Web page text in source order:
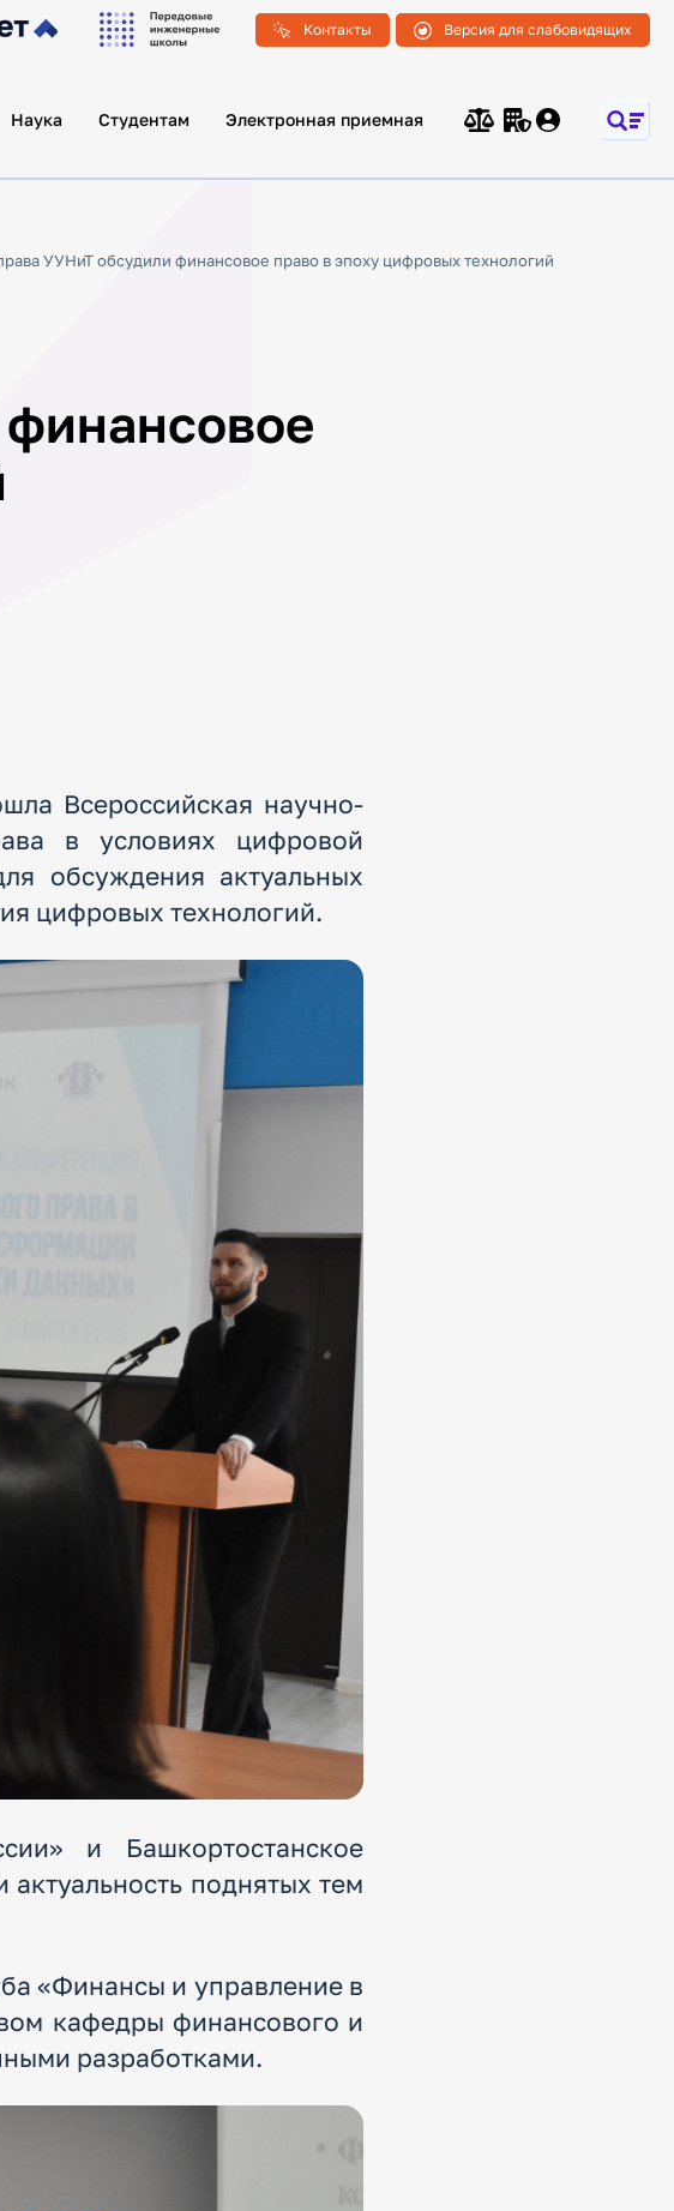
Контакты Версия для слабовидящих
Наука Студентам Электронная приемная
УУНиТ обсудили финансовое право в эпоху цифровых технологий
Всероссийская научно-
в условиях цифровой
обсуждения актуальных
цифровых технологий.
и Башкортостанское
поднятых тем
«Финансы и управление в
кафедры финансового и
разработками.